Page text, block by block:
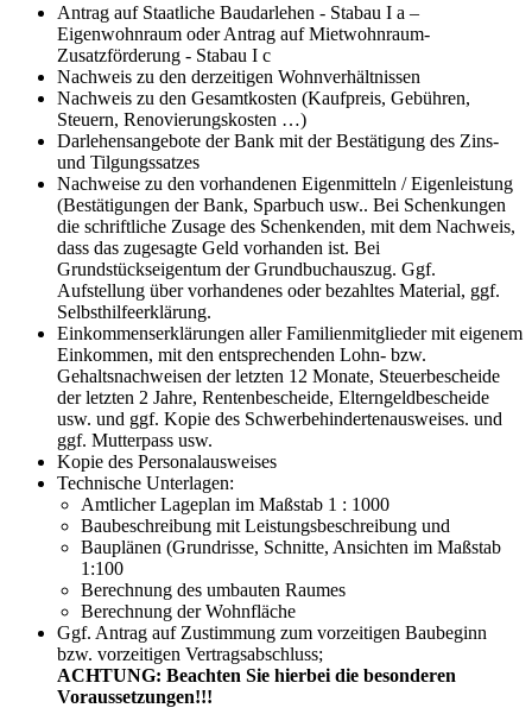
Antrag auf Staatliche Baudarlehen - Stabau I a –
Eigenwohnraum oder Antrag auf Mietwohnraum-
Zusatzförderung - Stabau I c
Nachweis zu den derzeitigen Wohnverhältnissen
Nachweis zu den Gesamtkosten (Kaufpreis, Gebühren,
Steuern, Renovierungskosten …)
Darlehensangebote der Bank mit der Bestätigung des Zins-
und Tilgungssatzes
Nachweise zu den vorhandenen Eigenmitteln / Eigenleistung
(Bestätigungen der Bank, Sparbuch usw.. Bei Schenkungen
die schriftliche Zusage des Schenkenden, mit dem Nachweis,
dass das zugesagte Geld vorhanden ist. Bei
Grundstückseigentum der Grundbuchauszug. Ggf.
Aufstellung über vorhandenes oder bezahltes Material, ggf.
Selbsthilfeerklärung.
Einkommenserklärungen aller Familienmitglieder mit eigenem
Einkommen, mit den entsprechenden Lohn- bzw.
Gehaltsnachweisen der letzten 12 Monate, Steuerbescheide
der letzten 2 Jahre, Rentenbescheide, Elterngeldbescheide
usw. und ggf. Kopie des Schwerbehindertenausweises. und
ggf. Mutterpass usw.
Kopie des Personalausweises
Technische Unterlagen:
Amtlicher Lageplan im Maßstab 1 : 1000
Baubeschreibung mit Leistungsbeschreibung und
Bauplänen (Grundrisse, Schnitte, Ansichten im Maßstab
1:100
Berechnung des umbauten Raumes
Berechnung der Wohnfläche
Ggf. Antrag auf Zustimmung zum vorzeitigen Baubeginn
bzw. vorzeitigen Vertragsabschluss;
ACHTUNG: Beachten Sie hierbei die besonderen
Voraussetzungen!!!